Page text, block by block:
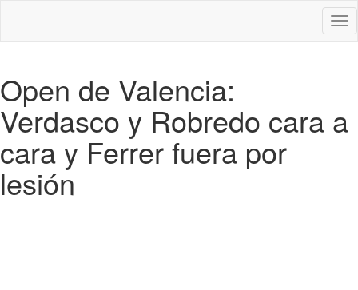
Open de Valencia:
Verdasco y Robredo cara a
cara y Ferrer fuera por
lesión